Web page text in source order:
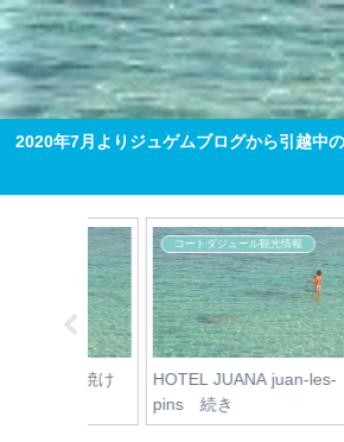
2020年7月よりジュゲムブログから引越中
美マダム達の秘密
正しいニホンジン女性のあ
り方とは